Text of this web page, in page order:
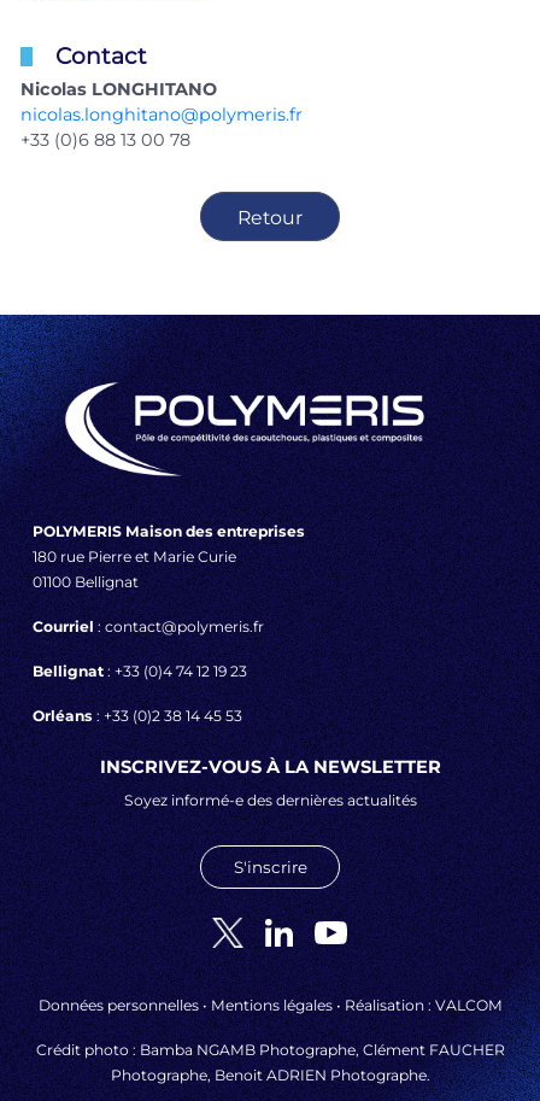
Contact
Nicolas LONGHITANO
nicolas.longhitano@polymeris.fr
+33 (0)6 88 13 00 78
Retour
POLYMERIS Maison des entreprises
180 rue Pierre et Marie Curie
01100 Bellignat
Courriel: contact@polymeris.fr
Bellignat: +33 (0)4 74 12 19 23
Orléans: +33 (0)2 38 14 45 53
INSCRIVEZ-VOUS À LA NEWSLETTER
Soyez informé-e des dernières actualités
S'inscrire
Données personnelles•Mentions légales• Réalisation :VALCOM
Crédit photo : Bamba NGAMB Photographe, Clément FAUCHER
Photographe, Benoit ADRIEN Photographe.